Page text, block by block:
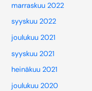
marraskuu 2022
syyskuu 2022
joulukuu 2021
syyskuu 2021
heinäkuu 2021
joulukuu 2020